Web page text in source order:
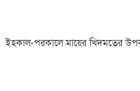
ইহকাল-পরকালে মায়ের খিদমতের